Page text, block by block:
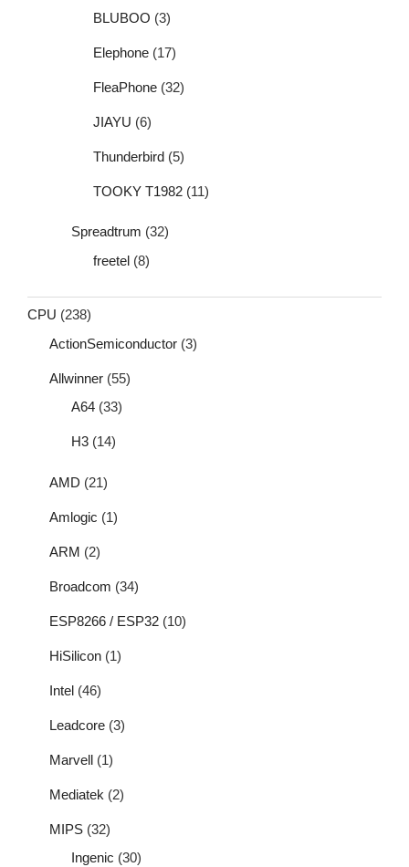
BLUBOO (3)
Elephone (17)
FleaPhone (32)
JIAYU (6)
Thunderbird (5)
TOOKY T1982 (11)
Spreadtrum (32)
freetel (8)
CPU (238)
ActionSemiconductor (3)
Allwinner (55)
A64 (33)
H3 (14)
AMD (21)
Amlogic (1)
ARM (2)
Broadcom (34)
ESP8266 / ESP32 (10)
HiSilicon (1)
Intel (46)
Leadcore (3)
Marvell (1)
Mediatek (2)
MIPS (32)
Ingenic (30)